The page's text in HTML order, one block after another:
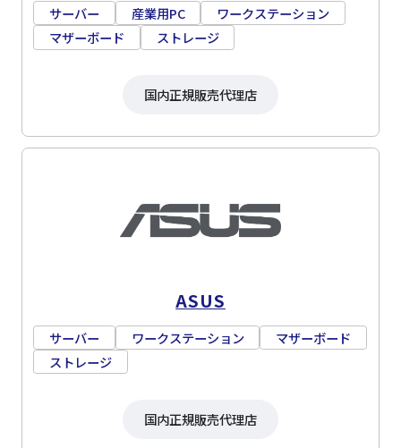
サーバー 産業用PC
ワークステーション
マザーボード
ストレージ
国内正規販売代理店
ASUS
サーバー ワークステーション
マザーボード
ストレージ
国内正規販売代理店